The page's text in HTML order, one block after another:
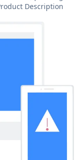
Description